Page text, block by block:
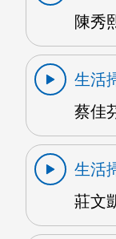
陳秀
生活
蔡佳
生活
莊文